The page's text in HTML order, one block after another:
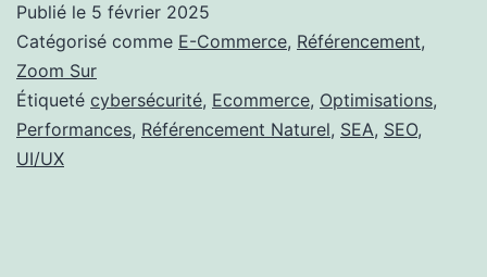
Soldes
sur
l’Industrie
Publié le 5 février 2025
Catégorisé comme E-Commerce, Référencement,
Zoom Sur
Étiqueté cybersécurité, Ecommerce, Optimisations,
Performances, Référencement Naturel, SEA, SEO,
UI/UX